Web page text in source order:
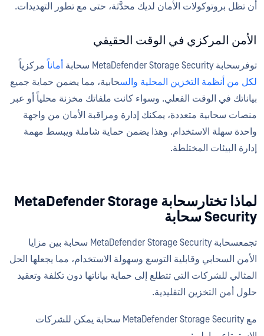
أن تظل بروتوكولات الأمان لديك محدَّثة، حتى مع تطور التهديدات.
الأمن المركزي في الوقت الحقيقي
توفرسحابة MetaDefender Storage Security سحابة أماناً مركزياً
لكل من أنظمة التخزين المحلية والسحابية، مما يضمن حماية جميع
بياناتك في الوقت الفعلي. وسواء كانت ملفاتك مخزنة محلياً أو عبر
منصات سحابية متعددة، يمكنك إدارة ومراقبة الأمان من واجهة
واحدة سهلة الاستخدام. وهذا يضمن حماية شاملة ويبسط مهمة
إدارة البيئات المختلطة.
لماذا تختارسحابة MetaDefender Storage
Security سحابة
تجمعسحابة MetaDefender Storage Security سحابة بين مزايا
الأمن السحابي وقابلية التوسع وسهولة الاستخدام، مما يجعلها الحل
المثالي للشركات التي تتطلع إلى حماية بياناتها دون تكلفة وتعقيد
حلول أمن التخزين التقليدية.
مع MetaDefender Storage Security سحابة يمكن للشركات